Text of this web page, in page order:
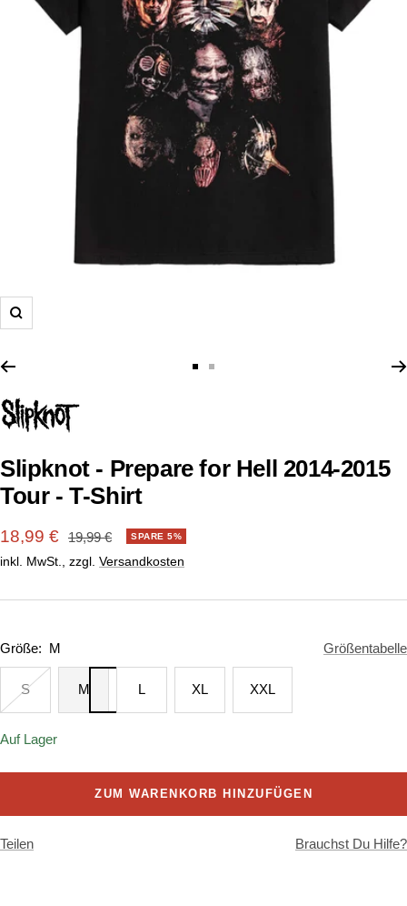
Zoom
Slipknot - Prepare for Hell 2014-2015
Tour - T-Shirt
Angebotspreis
18,99 € Regulärer
Preis
19,99 € SPARE 5%
inkl. MwSt., zzgl. Versandkosten
Größe: M Größentabelle
S M L XL XXL
Auf Lager
ZUM WARENKORB HINZUFÜGEN
Teilen Brauchst Du Hilfe?